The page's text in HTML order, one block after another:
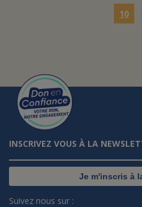
10
INSCRIVEZ VOUS À LA
Je m'inscris à
Suivez nous sur :